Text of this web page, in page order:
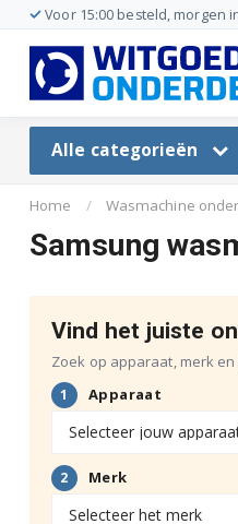
Voor 15:00 besteld, morgen
Alle categorieën
Home / Wasmachine
Samsung
Vind het juiste
Zoek op apparaat, merk